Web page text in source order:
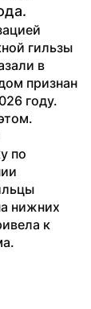
гильзы
в
признан
году.
по
нижних
к